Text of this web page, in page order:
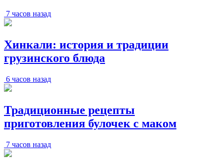
7 часов назад
Хинкали: история и традиции
грузинского блюда
6 часов назад
Традиционные рецепты
приготовления булочек с маком
7 часов назад